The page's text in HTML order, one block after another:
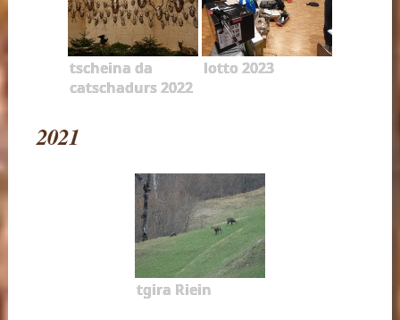
tscheina da
catschadurs 2022
lotto 2023
2021
tgira Riein